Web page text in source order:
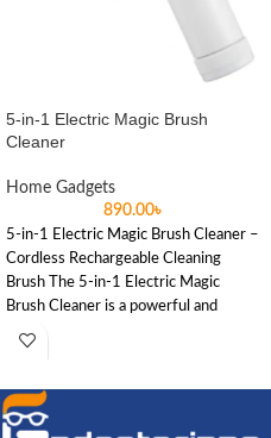
5-in-1 Electric Magic Brush
Cleaner
Home Gadgets
890.00৳
5-in-1 Electric Magic Brush Cleaner –
Cordless Rechargeable Cleaning
Brush The 5-in-1 Electric Magic
Brush Cleaner is a powerful and